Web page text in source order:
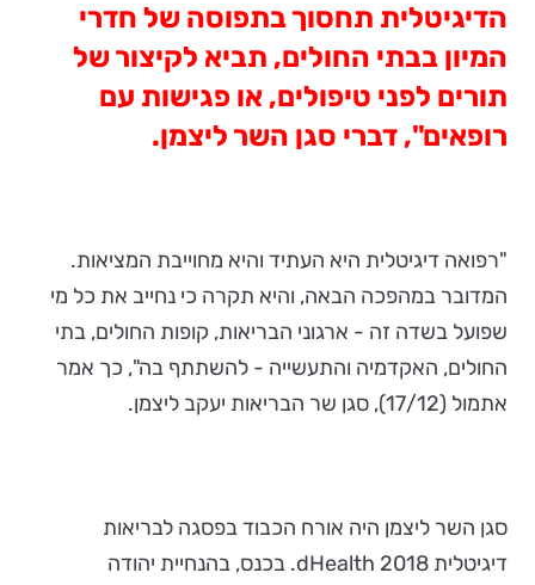
הדיגיטלית תחסוך בתפוסה של חדרי
המיון בבתי החולים, תביא לקיצור של
תורים לפני טיפולים, או פגישות עם
רופאים", דברי סגן השר ליצמן.
"רפואה דיגיטלית היא העתיד והיא מחוייבת המציאות.
המדובר במהפכה הבאה, והיא תקרה כי נחייב את כל מי
שפועל בשדה זה - ארגוני הבריאות, קופות החולים, בתי
החולים, האקדמיה והתעשייה - להשתתף בה", כך אמר
אתמול (17/12), סגן שר הבריאות יעקב ליצמן.
סגן השר ליצמן היה אורח הכבוד בפסגה לבריאות
דיגיטלית dHealth 2018. בכנס, בהנחיית יהודה